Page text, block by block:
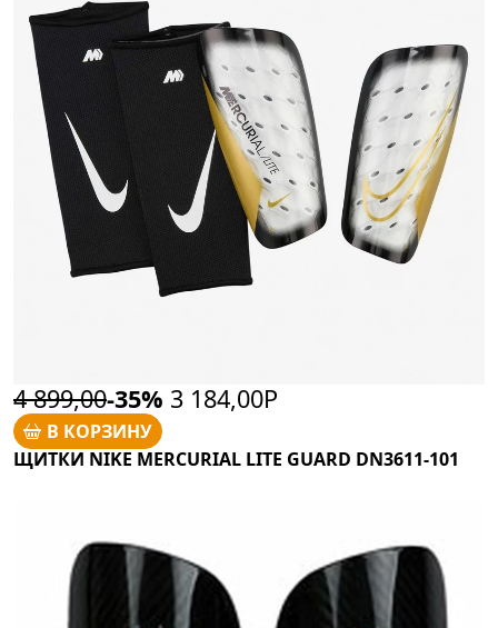
4 899,00-35% 3 184,00Р
В КОРЗИНУ
ЩИТКИ NIKE MERCURIAL LITE GUARD DN3611-101